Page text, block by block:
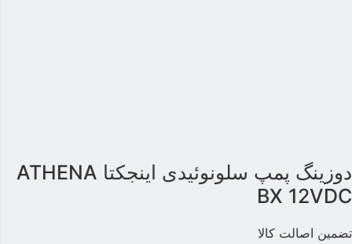
دوزینگ پمپ سلونوئیدی اینجکتا ATHENA
BX 12VDC
تضمین اصالت کالا